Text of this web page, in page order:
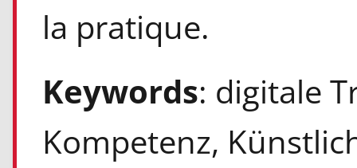
la pratique.
Keywords: digitale
Kompetenz,